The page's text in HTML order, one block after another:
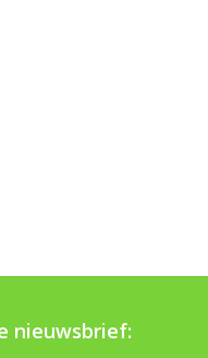
nieuwsbrief: